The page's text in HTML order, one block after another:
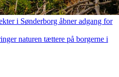
i Sønderborg åbner adgang for
naturen tættere på borgerne i